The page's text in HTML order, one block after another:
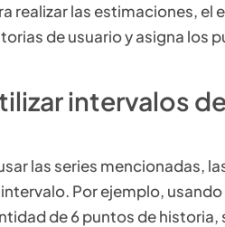
realizar las estimaciones, el
de usuario y asigna los
intervalos
las series mencionadas,
Por ejemplo,
de 6 puntos de historia,